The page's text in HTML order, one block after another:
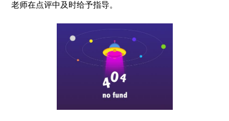
老师在点评中及时给予指导。